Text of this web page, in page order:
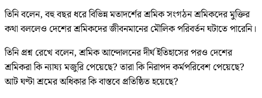
তিনি বলেন, বহু বছর ধরে বিভিন্ন মতাদর্শের শ্রমিক সংগঠন শ্রমিকদের মুক্তির
কথা বললেও দেশের শ্রমিকদের জীবনমানের মৌলিক পরিবর্তন ঘটাতে পারেনি।
তিনি প্রশ্ন রেখে বলেন, শ্রমিক আন্দোলনের দীর্ঘ ইতিহাসের পরও দেশের
শ্রমিকরা কি ন্যায্য মজুরি পেয়েছে? তারা কি নিরাপদ কর্মপরিবেশ পেয়েছে?
আট ঘণ্টা শ্রমের অধিকার কি বাস্তবে প্রতিষ্ঠিত হয়েছে?